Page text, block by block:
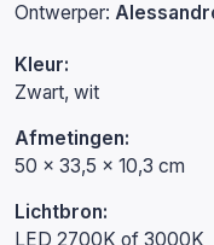
Ontwerper:
Kleur:
Zwart, wit
Afmetingen:
50 x 33,5 x 10,3 cm
Lichtbron:
LED 2700K of 3000K